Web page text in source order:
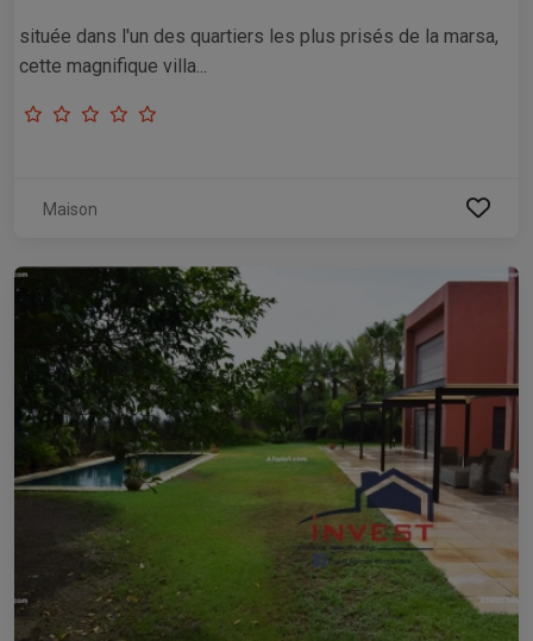
située dans l'un des quartiers les plus prisés de la marsa,
cette magnifique villa...
Maison